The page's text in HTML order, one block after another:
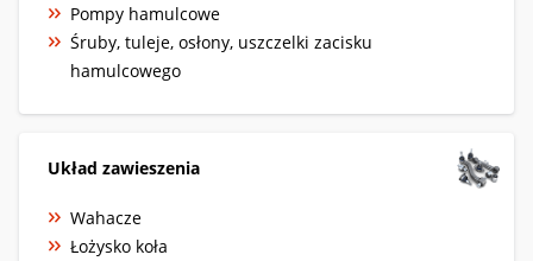
Pompy hamulcowe
Śruby, tuleje, osłony, uszczelki zacisku
hamulcowego
Układ zawieszenia
Wahacze
Łożysko koła